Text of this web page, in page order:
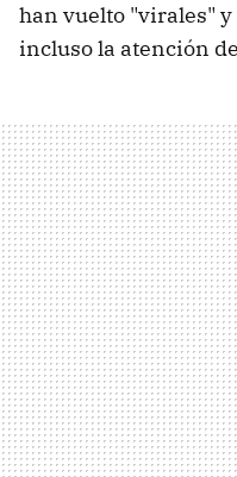
han vuelto "virales"
incluso la atención